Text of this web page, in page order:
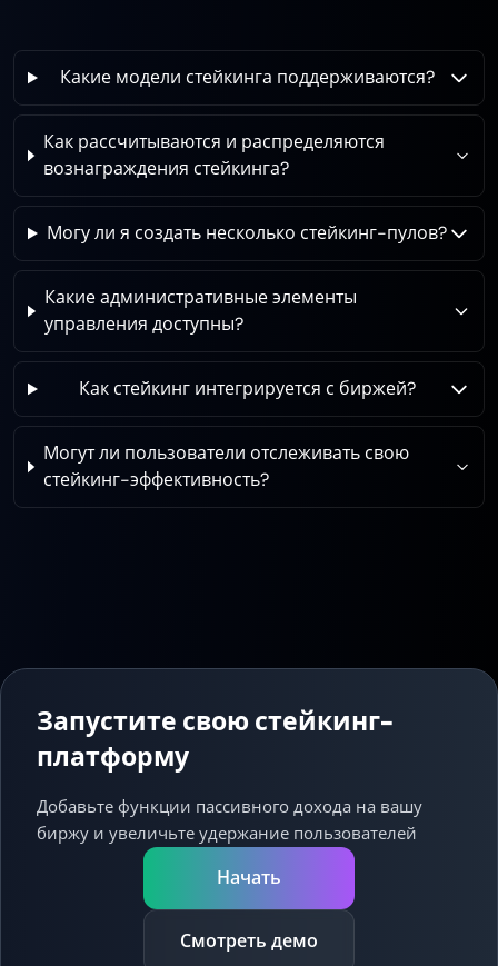
Какие модели стейкинга поддерживаются?
Как рассчитываются и распределяются
вознаграждения стейкинга?
Могу ли я создать несколько стейкинг-пулов?
Какие административные элементы
управления доступны?
Как стейкинг интегрируется с биржей?
Могут ли пользователи отслеживать свою
стейкинг-эффективность?
Запустите свою стейкинг-
платформу
Добавьте функции пассивного дохода на вашу
биржу и увеличьте удержание пользователей
Начать
Смотреть демо